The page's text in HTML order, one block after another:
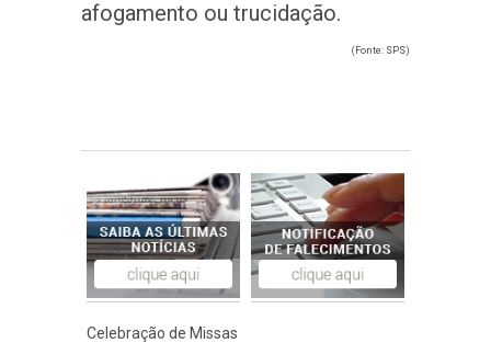
afogamento ou trucidação.
(Fonte: SPS)
Celebração de Missas